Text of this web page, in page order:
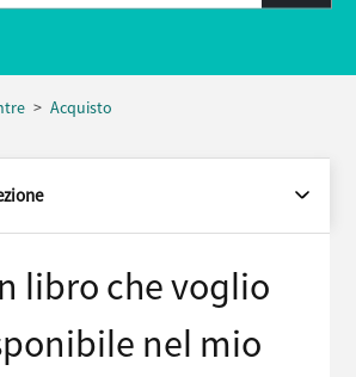
Acquisto
libro che voglio
nel mio